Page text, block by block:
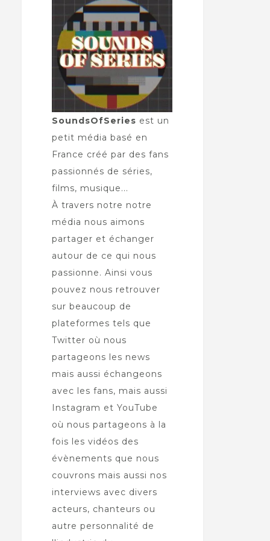
SoundsOfSeries est un
petit média basé en
France créé par des fans
passionnés de séries,
films, musique...
À travers notre notre
média nous aimons
partager et échanger
autour de ce qui nous
passionne. Ainsi vous
pouvez nous retrouver
sur beaucoup de
plateformes tels que
Twitter où nous
partageons les news
mais aussi échangeons
avec les fans, mais aussi
Instagram et YouTube
où nous partageons à la
fois les vidéos des
évènements que nous
couvrons mais aussi nos
interviews avec divers
acteurs, chanteurs ou
autre personnalité de